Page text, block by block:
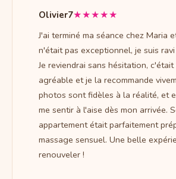
Olivier7★★★★★
J'ai terminé ma séance chez Maria
n'était pas exceptionnel, je suis
Je reviendrai sans hésitation,
agréable et je la recommande
photos sont fidèles à la réalité, et
me sentir à l'aise dès mon arrivée.
appartement était parfaitement
massage sensuel. Une belle
renouveler !